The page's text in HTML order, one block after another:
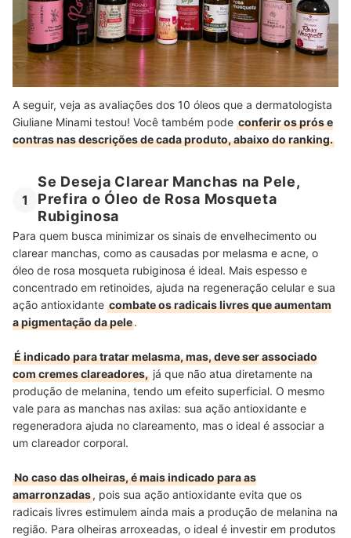
A seguir, veja as avaliações dos 10 óleos que a dermatologista
Giuliane Minami testou! Você também pode conferir os prós e
contras nas descrições de cada produto, abaixo do ranking.
1
Se Deseja Clarear Manchas na Pele,
Prefira o Óleo de Rosa Mosqueta
Rubiginosa
Para quem busca minimizar os sinais de envelhecimento ou
clarear manchas, como as causadas por melasma e acne, o
óleo de rosa mosqueta rubiginosa é ideal. Mais espesso e
concentrado em retinoides, ajuda na regeneração celular e sua
ação antioxidante combate os radicais livres que aumentam
a pigmentação da pele.
É indicado para tratar melasma, mas, deve ser associado
com cremes clareadores, já que não atua diretamente na
produção de melanina, tendo um efeito superficial. O mesmo
vale para as manchas nas axilas: sua ação antioxidante e
regeneradora ajuda no clareamento, mas o ideal é associar a
um clareador corporal.
No caso das olheiras, é mais indicado para as
amarronzadas, pois sua ação antioxidante evita que os
radicais livres estimulem ainda mais a produção de melanina na
região. Para olheiras arroxeadas, o ideal é investir em produtos